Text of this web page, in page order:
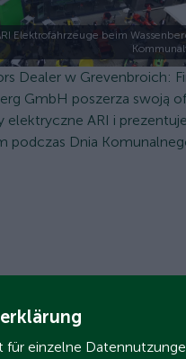
Elektrofahrzeuge beim
Dealer w Grevenbroich:
GmbH poszerza swoją
elektryczne ARI i
podczas Dnia
für einzelne